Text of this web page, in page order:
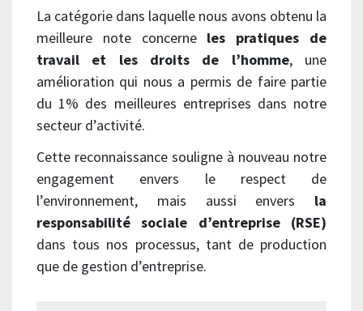
La catégorie dans laquelle nous avons obtenu la
meilleure note concerne les pratiques de
travail et les droits de l’homme, une
amélioration qui nous a permis de faire partie
du 1% des meilleures entreprises dans notre
secteur d’activité.
Cette reconnaissance souligne à nouveau notre
engagement envers le respect de
l’environnement, mais aussi envers la
responsabilité sociale d’entreprise (RSE)
dans tous nos processus, tant de production
que de gestion d’entreprise.